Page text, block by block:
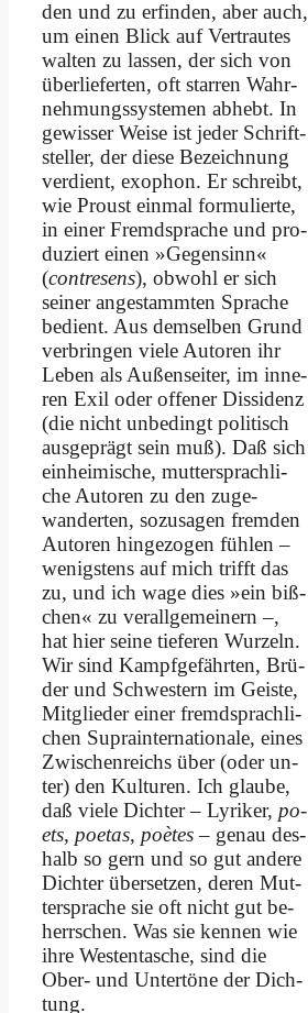
den und zu er­fin­den, aber auch,
um ei­nen Blick auf Ver­trau­tes
wal­ten zu las­sen, der sich von
über­lie­fer­ten, oft star­ren Wahr­
neh­mungs­sy­ste­men ab­hebt. In
ge­wis­ser Wei­se ist je­der Schrift­
stel­ler, der die­se Be­zeich­nung
ver­dient, exo­phon. Er schreibt,
wie Proust ein­mal for­mu­lier­te,
in ei­ner Fremd­spra­che und pro­
du­ziert ei­nen »Ge­gen­sinn«
(con­t­re­sens), ob­wohl er sich
sei­ner an­ge­stamm­ten Spra­che
be­dient. Aus dem­sel­ben Grund
ver­brin­gen vie­le Au­toren ihr
Le­ben als Au­ßen­sei­ter, im in­ne­
ren Exil oder of­fe­ner Dis­si­denz
(die nicht un­be­dingt po­li­tisch
aus­ge­prägt sein muß). Daß sich
ein­hei­mi­sche, mut­ter­sprach­li­
che Au­toren zu den zuge­
wanderten, so­zu­sa­gen frem­den
Au­toren hin­ge­zo­gen füh­len –
we­nig­stens auf mich trifft das
zu, und ich wa­ge dies »ein biß­
chen« zu ver­all­ge­mei­nern –,
hat hier sei­ne tie­fe­ren Wur­zeln.
Wir sind Kampf­ge­fähr­ten, Brü­
der und Schwe­stern im Gei­ste,
Mit­glie­der ei­ner fremd­sprach­li­
chen Su­prain­ter­na­tio­na­le, ei­nes
Zwi­schen­reichs über (oder un­
ter) den Kul­tu­ren. Ich glau­be,
daß vie­le Dich­ter – Ly­ri­ker, po­
ets, poe­tas, poè­tes– ge­nau des­
halb so gern und so gut an­de­re
Dich­ter über­set­zen, de­ren Mut­
ter­spra­che sie oft nicht gut be­
herrschen. Was sie ken­nen wie
ih­re We­sten­ta­sche, sind die
Ober- und Un­ter­tö­ne der Dich­
tung.